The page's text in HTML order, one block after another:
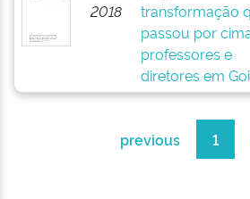
2018
transformação
passou por
professores e
diretores em
previous 1